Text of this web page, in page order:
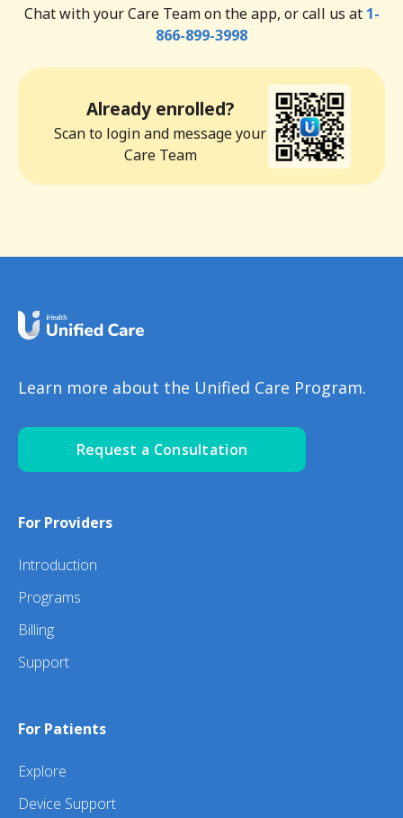
Chat with your Care Team on the app, or call us at 1-
866-899-3998
Already enrolled?
Scan to login and message your
Care Team
Learn more about the Unified Care Program.
Request a Consultation
For Providers
Introduction
Programs
Billing
Support
For Patients
Explore
Device Support